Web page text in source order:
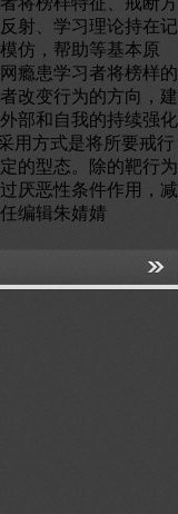
射、学习理论持在记
仿，帮助等基本原
瘾患学习者将榜样的
改变行为的方向，建
部和自我的持续强化
用方式是将所要戒行
的型态。除的靶行为
厌恶性条件作用，减
编辑朱婧婧